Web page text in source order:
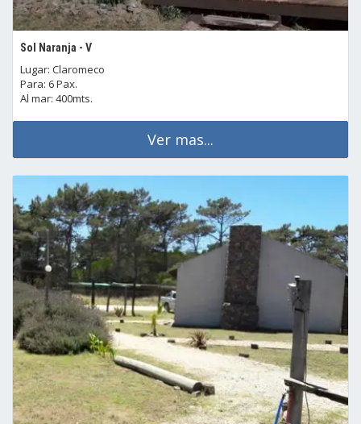
Sol Naranja - V
Lugar: Claromeco
Para: 6 Pax.
Al mar: 400mts.
Ver mas...